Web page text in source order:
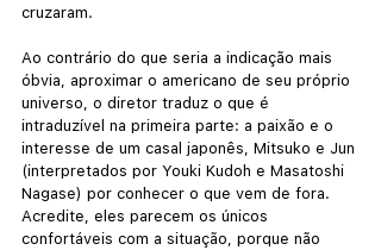
cruzaram.
Ao contrário do que seria a indicação mais
óbvia, aproximar o americano de seu próprio
universo, o diretor traduz o que é
intraduzível na primeira parte: a paixão e o
interesse de um casal japonês, Mitsuko e Jun
(interpretados por Youki Kudoh e Masatoshi
Nagase) por conhecer o que vem de fora.
Acredite, eles parecem os únicos
confortáveis com a situação, porque não